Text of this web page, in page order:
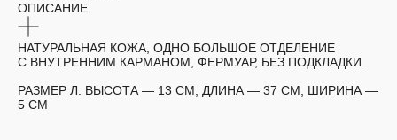
ОПИСАНИЕ
НАТУРАЛЬНАЯ КОЖА, ОДНО БОЛЬШОЕ ОТДЕЛЕНИЕ
С ВНУТРЕННИМ КАРМАНОМ, ФЕРМУАР, БЕЗ ПОДКЛАДКИ.
РАЗМЕР Л: ВЫСОТА — 13 СМ, ДЛИНА — 37 СМ, ШИРИНА —
5 СМ